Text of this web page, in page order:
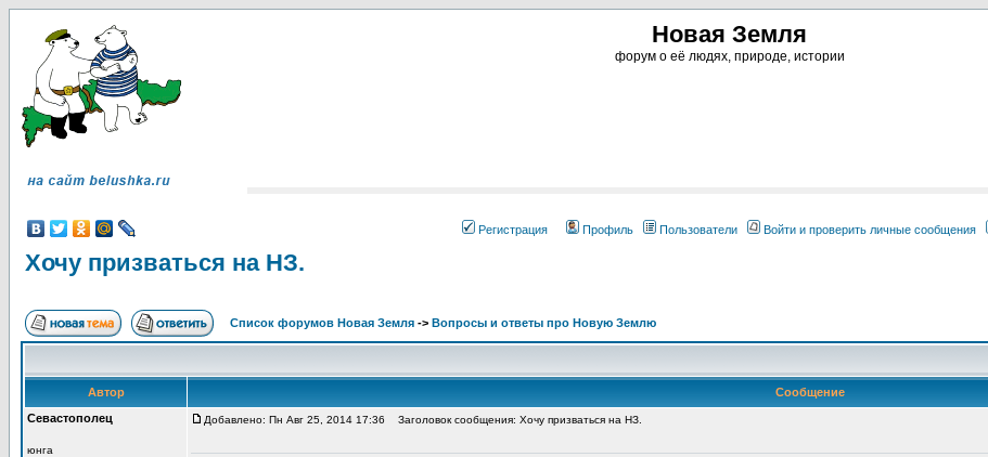
Новая Земля
форум о её людях, природе, истории
Регистрация Профиль Пользователи Войти и проверить личные сообщения
Хочу призваться на НЗ.
Список форумов Новая Земля -> Вопросы и ответы про Новую Землю
Автор
Сообщение
Севастополец
юнга
Добавлено: Пн Авг 25, 2014 17:36 Заголовок сообщения: Хочу призваться на НЗ.